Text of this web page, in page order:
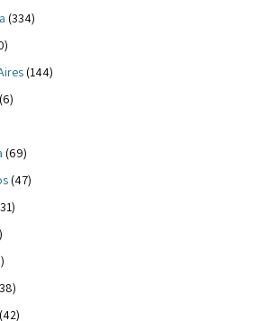
(334)
(144)
(6)
(69)
(47)
(42)